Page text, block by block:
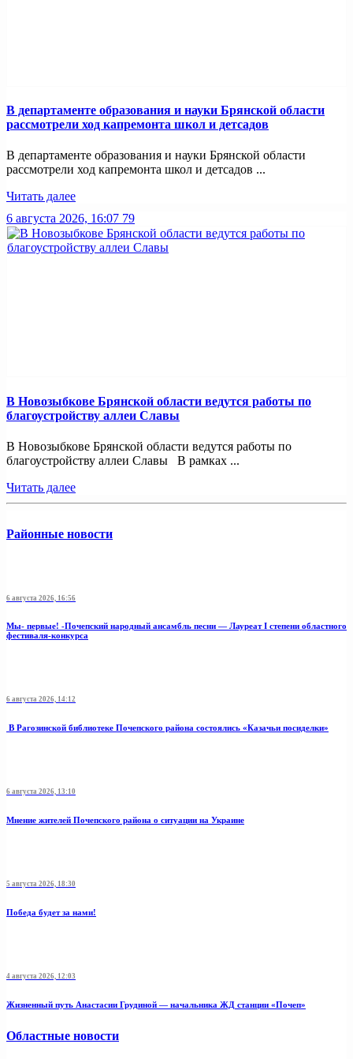
В департаменте образования и науки Брянской области
рассмотрели ход капремонта школ и детсадов
В департаменте образования и науки Брянской области
рассмотрели ход капремонта школ и детсадов ...
Читать далее
6 августа 2026, 16:07 79
В Новозыбкове Брянской области ведутся работы по
благоустройству аллеи Славы
В Новозыбкове Брянской области ведутся работы по
благоустройству аллеи Славы В рамках ...
Читать далее
Районные новости
6 августа 2026, 16:56
Мы- первые! -Почепский народный ансамбль песни — Лауреат I степени областного
фестиваля-конкурса
6 августа 2026, 14:12
В Рагозинской библиотеке Почепского района состоялись «Казачьи посиделки»
6 августа 2026, 13:10
Мнение жителей Почепского района о ситуации на Украине
5 августа 2026, 18:30
Победа будет за нами!
4 августа 2026, 12:03
Жизненный путь Анастасии Грудиной — начальника ЖД станции «Почеп»
Областные новости